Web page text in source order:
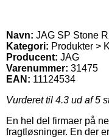
Navn: JAG SP Stone
Kategori: Produkter >
Producent: JAG
Varenummer: 31475
EAN: 11124534
Vurderet til 4.3 ud af 5
En hel del firmaer på
fragtløsninger. En der